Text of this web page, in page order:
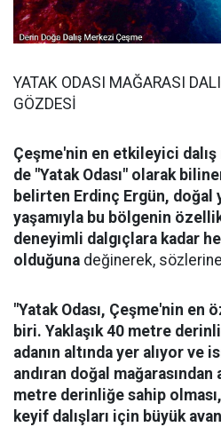
YATAK ODASI MAĞARASI
GÖZDESİ
Çeşme'nin en etkileyici
de "Yatak Odası" olarak
belirten Erdinç Ergün, doğal
yaşamıyla bu bölgenin
deneyimli dalgıçlara kadar
olduğuna değinerek,
"Yatak Odası, Çeşme'nin en
biri. Yaklaşık 40 metre
adanın altında yer alıyor ve
andıran doğal
metre derinliğe sahip
keyif dalışları için büyük